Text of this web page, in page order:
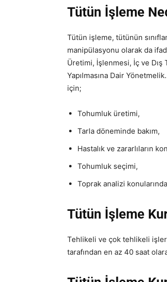
Tütün İşleme
Tütün işleme, tütünün
manipülasyonu olarak da
Üretimi, İşlenmesi, İç ve
Yapılmasına Dair
için;
Tohumluk üretimi,
Tarla döneminde bakım,
Hastalık ve zararlıların
Tohumluk seçimi,
Toprak analizi
Tütün İşleme
Tehlikeli ve çok tehlikeli
tarafından en az 40 saat